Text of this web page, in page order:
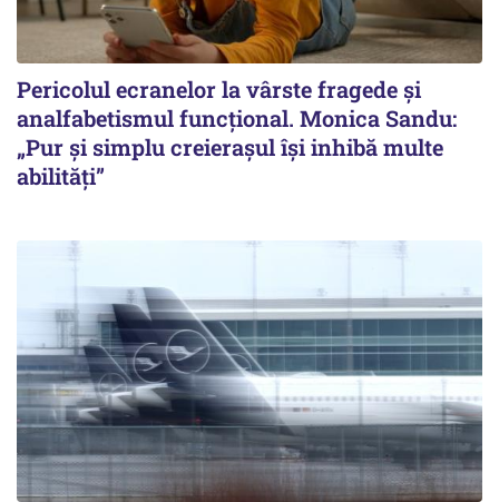
Pericolul ecranelor la vârste fragede și
analfabetismul funcțional. Monica Sandu:
„Pur și simplu creierașul își inhibă multe
abilități”